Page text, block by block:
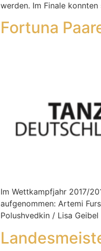
werden. Im Finale
Fortuna
Im Wettkampfjahr 2017/
aufgenommen: Artemi
Polushvedkin / Lisa